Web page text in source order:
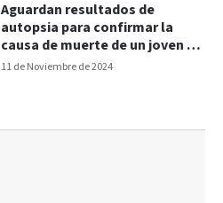
11 de Noviembre de 2024
Aguardan resultados de
autopsia para confirmar la
causa de muerte de un joven en
Paraná